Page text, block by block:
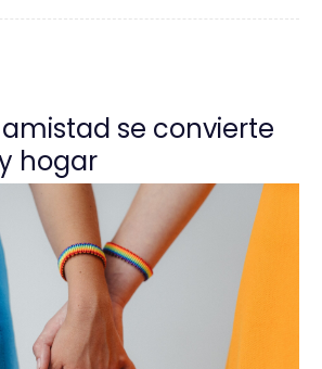
se convierte
hogar